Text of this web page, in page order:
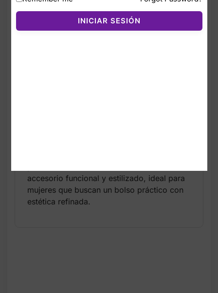
uso diario. Su diseño tipo bucket ofrece un
estilo minimalista y sofisticado, perfecto
para combinar con outfits casuales o más
accesorio funcional y estilizado, ideal para
mujeres que buscan un bolso práctico con
estética refinada.
INICIAR SESIÓN